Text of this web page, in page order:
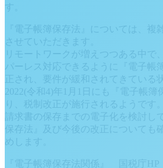
す。
『電子帳簿保存法』については、複
させていただきます。
リモートワークが増えつつある中で
パーレス対応できるように『電子帳
正され、要件が緩和されてきている
2022(令和4)年1月1日にも『電子帳簿
り、税制改正が施行されるようです。
請求書の保存までの電子化を検討し
保存法』及び今後の改正についても
めします。
『電子帳簿保存法関係』 国税庁HP